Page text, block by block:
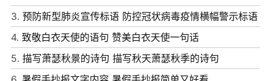
7、生活中，如果你对每件事都有一个冷静的态度，就能从
容应对。
8、那些受过伤害、忍受过痛苦、忍受过罪恶、经受过疲劳
的人更勇敢，因为他们知道没有什么比这更痛苦。
3. 预防新型肺炎宣传标语 防控冠状病毒疫情横幅警示标语
4. 致敬白衣天使的语句 赞美白衣天使一句话
5. 描写萧瑟秋景的诗句 描写秋天萧瑟秋季的诗句